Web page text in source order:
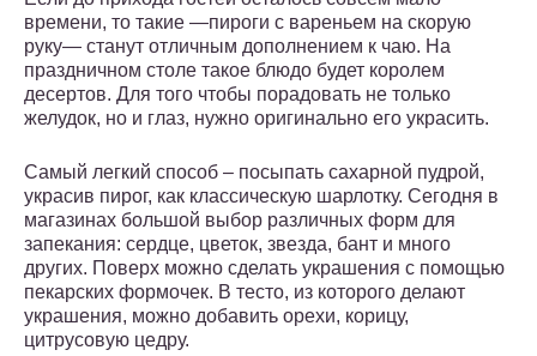
времени, то такие —пироги с вареньем на скорую
руку— станут отличным дополнением к чаю. На
праздничном столе такое блюдо будет королем
десертов. Для того чтобы порадовать не только
желудок, но и глаз, нужно оригинально его украсить.
Самый легкий способ – посыпать сахарной пудрой,
украсив пирог, как классическую шарлотку. Сегодня в
магазинах большой выбор различных форм для
запекания: сердце, цветок, звезда, бант и много
других. Поверх можно сделать украшения с помощью
пекарских формочек. В тесто, из которого делают
украшения, можно добавить орехи, корицу,
цитрусовую цедру.